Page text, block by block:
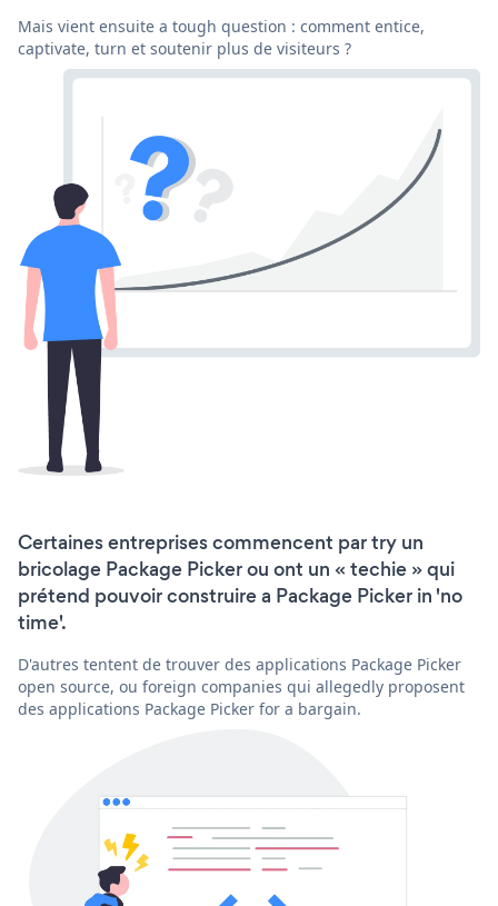
Mais vient ensuite a tough question : comment entice,
captivate, turn et soutenir plus de visiteurs ?
Certaines entreprises commencent par try un
bricolage Package Picker ou ont un « techie » qui
prétend pouvoir construire a Package Picker in 'no
time'.
D'autres tentent de trouver des applications Package Picker
open source, ou foreign companies qui allegedly proposent
des applications Package Picker for a bargain.